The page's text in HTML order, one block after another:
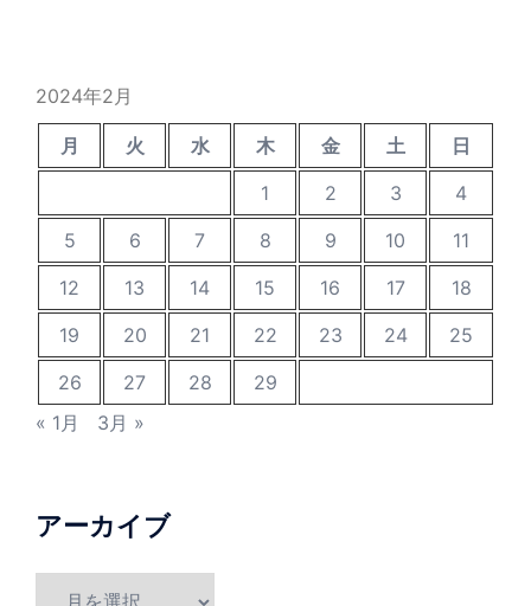
2024年2月
月 火 水 木 金 土
日
1
2 3
4
5
6 7 8 9 10
11
12
13 14 15 16 17
18
19
20 21 22 23 24
25
26
27 28
29
« 1月
3月 »
アーカイブ